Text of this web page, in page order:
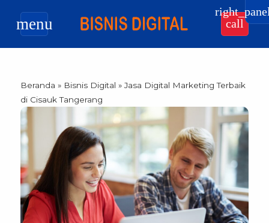
menu call
Beranda » Bisnis Digital »Jasa Digital Marketing Terbaik
di Cisauk Tangerang